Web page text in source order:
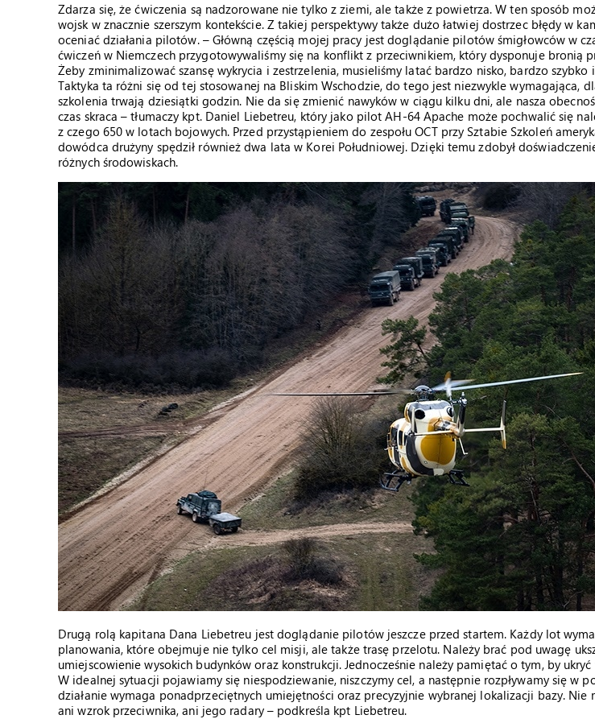
Zdarza się, że ćwiczenia są nadzorowane nie tylko z ziemi, ale także z powietrza. W ten sposób
wojsk w znacznie szerszym kontekście. Z takiej perspektywy także dużo łatwiej dostrzec błędy w
oceniać działania pilotów. – Główną częścią mojej pracy jest doglądanie pilotów śmigłowców w
ćwiczeń w Niemczech przygotowywaliśmy się na konflikt z przeciwnikiem, który dysponuje bronią
Żeby zminimalizować szansę wykrycia i zestrzelenia, musieliśmy latać bardzo nisko, bardzo szybko
Taktyka ta różni się od tej stosowanej na Bliskim Wschodzie, do tego jest niezwykle wymagająca,
szkolenia trwają dziesiątki godzin. Nie da się zmienić nawyków w ciągu kilku dni, ale nasza
czas skraca – tłumaczy kpt. Daniel Liebetreu, który jako pilot AH-64 Apache może pochwalić się
z czego 650 w lotach bojowych. Przed przystąpieniem do zespołu OCT przy Sztabie Szkoleń
dowódca drużyny spędził również dwa lata w Korei Południowej. Dzięki temu zdobył
różnych środowiskach.
Drugą rolą kapitana Dana Liebetreu jest doglądanie pilotów jeszcze przed startem. Każdy lot
planowania, które obejmuje nie tylko cel misji, ale także trasę przelotu. Należy brać pod uwagę
umiejscowienie wysokich budynków oraz konstrukcji. Jednocześnie należy pamiętać o tym, by ukryć
W idealnej sytuacji pojawiamy się niespodziewanie, niszczymy cel, a następnie rozpływamy się w
działanie wymaga ponadprzeciętnych umiejętności oraz precyzyjnie wybranej lokalizacji bazy. Nie
ani wzrok przeciwnika, ani jego radary – podkreśla kpt Liebetreu.